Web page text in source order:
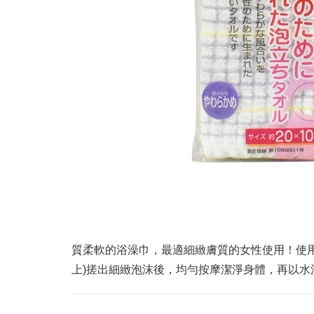
質柔軟的浴澡巾，最適細緻膚質的女性使用！
上)搓出細緻泡沫後，均勻按摩潔淨身體，再以水